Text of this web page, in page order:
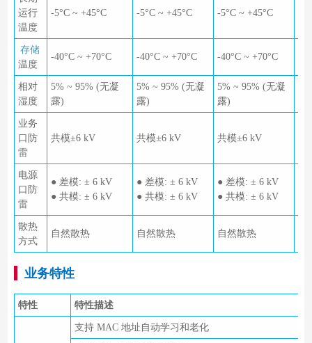
运行
温度
-5°C ~ +45°C -5°C ~ +45°C -5°C ~ +45°C
存储
温度
-40°C ~ +70°C -40°C ~ +70°C -40°C ~ +70°C
相对
湿度
5% ~ 95% (无凝
露)
5% ~ 95% (无凝
露)
5% ~ 95% (无凝
露)
业务
口防
雷
共模±6 kV 共模±6 kV 共模±6 kV
电源
口防
雷
● 差模: ± 6 kV
● 共模: ± 6 kV
● 差模: ± 6 kV
● 共模: ± 6 kV
● 差模: ± 6 kV
● 共模: ± 6 kV
散热
方式
自然散热 自然散热 自然散热
业务特性
特性 特性描述
支持 MAC 地址自动学习和老化